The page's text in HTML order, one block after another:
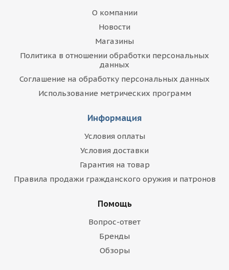
О компании
Новости
Магазины
Политика в отношении обработки персональных
данных
Соглашение на обработку персональных данных
Использование метрических программ
Информация
Условия оплаты
Условия доставки
Гарантия на товар
Правила продажи гражданского оружия и патронов
Помощь
Вопрос-ответ
Бренды
Обзоры